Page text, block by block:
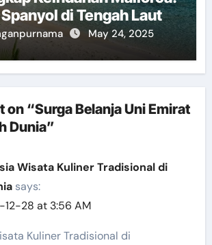
di Tengah Laut
May 24, 2025
on “Surga Belanja Uni Emirat
Dunia”
Wisata Kuliner Tradisional di
says:
12-28 at 3:56 AM
Kuliner Tradisional di